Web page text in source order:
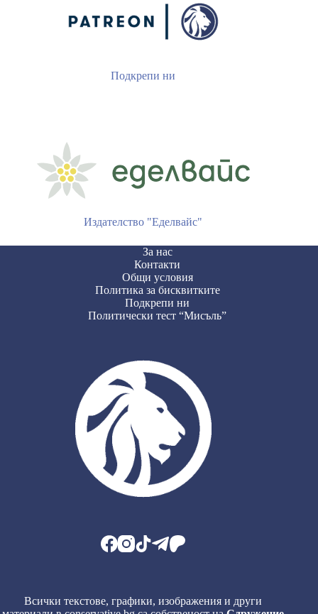
Подкрепи ни
Издателство "Еделвайс"
За нас
Контакти
Общи условия
Политика за бисквитките
Подкрепи ни
Политически тест “Мисъль”
Всички текстове, графики, изображения и други